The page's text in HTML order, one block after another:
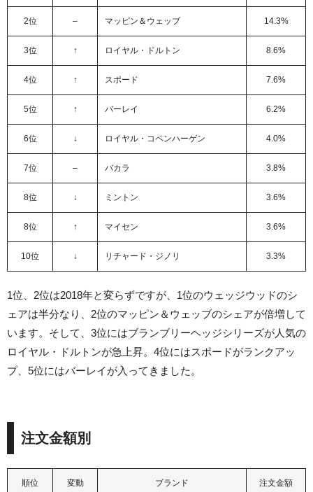
2位 – マッピン＆ウェッブ 14.3%
3位 ↑ ロイヤル・ドルトン 8.6%
4位 ↑ スポード 7.6%
5位 ↑ バーレイ 6.2%
6位 ↓ ロイヤル・コペンハーゲン 4.0%
7位 – バカラ 3.8%
8位 ↓ ミントン 3.6%
8位 ↑ マイセン 3.6%
10位 ↓ リチャード・ジノリ 3.3%
1位、2位は2018年と変らずですが、1位のウェッジウッドのシ
ェアは半分なり、2位のマッピン＆ウェッブのシェアが倍増して
います。そして、3位にはブランブリーヘッジシリーズが人気の
ロイヤル・ドルトンが急上昇。4位にはスポードがランクアッ
プ、5位にはバーレイが入ってきました。
注文金額別
順位 変動 ブランド 注文金額